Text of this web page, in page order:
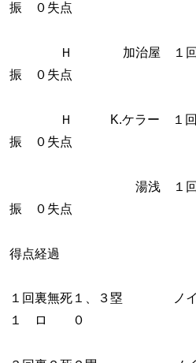
振 ０失点
Ｈ 加治屋 １回０
振 ０失点
Ｈ K.ケラー １回０
振 ０失点
湯浅 １回０／
振 ０失点
得点経過
１回裏無死１、３塁
１ ロ ０